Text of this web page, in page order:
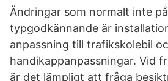
Ändringar som normalt inte
typgodkännande är
anpassning till trafikskolebil
handikappanpassningar. Vid
är det lämpligt att fråga